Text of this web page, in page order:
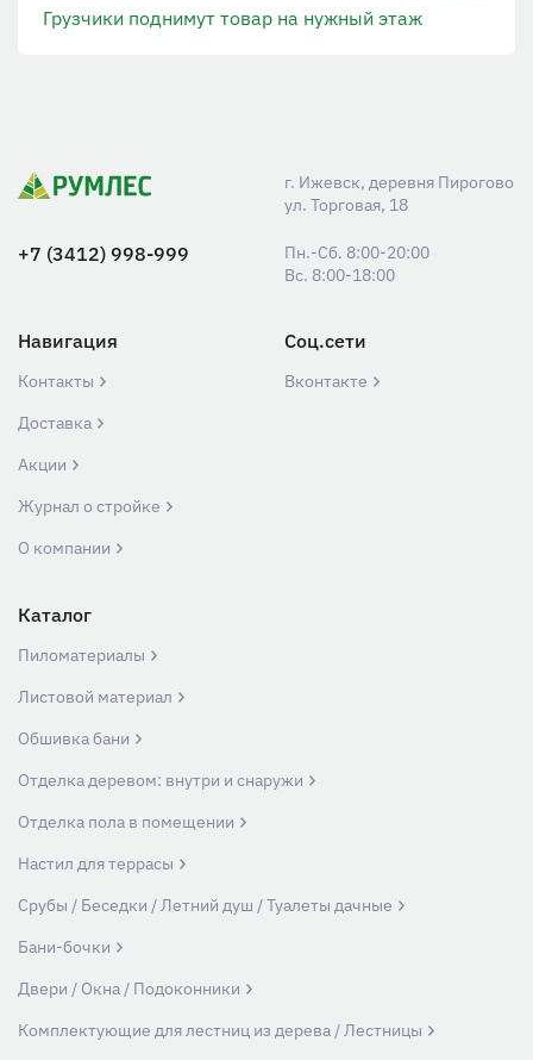
Грузчики поднимут товар на нужный этаж
г. Ижевск, деревня Пирогово
ул. Торговая, 18
+7 (3412) 998-999
Пн.-Сб. 8:00-20:00
Вс. 8:00-18:00
Навигация
Контакты
Доставка
Акции
Журнал о стройке
О компании
Соц.сети
Вконтакте
Каталог
Пиломатериалы
Листовой материал
Обшивка бани
Отделка деревом: внутри и снаружи
Отделка пола в помещении
Настил для террасы
Срубы / Беседки / Летний душ / Туалеты дачные
Бани-бочки
Двери / Окна / Подоконники
Комплектующие для лестниц из дерева / Лестницы